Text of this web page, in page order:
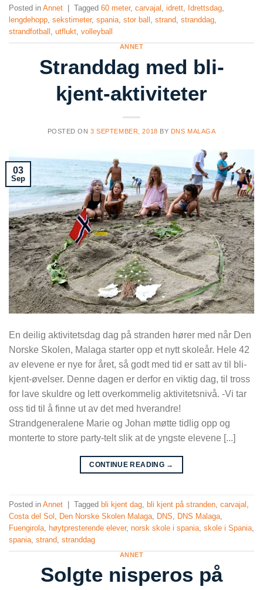
Posted in Annet Tagged 60 meter, carvajal , idrett, Idrettsdag,
lengdehopp, sekstimeter, spania, stor ball , strand, stranddag,
strandfotball , utflukt, volleyball
ANNET
Stranddag med bli-
kjent-aktiviteter
POSTED ON3 SEPTEMBER, 2018 BY DNS MALAGA
03
Sep
En deilig aktivitetsdag dag på stranden hører med når Den
Norske Skolen, Malaga starter opp et nytt skoleår. Hele 42
av elevene er nye for året, så godt med tid er satt av til bli-
kjent-øvelser. Denne dagen er derfor en viktig dag, til tross
for lave skuldre og lett overkommelig aktivitetsnivå. -Vi tar
oss tid til å finne ut av det med hverandre!
Strandgeneralene Marie og Johan møtte tidlig opp og
monterte to store party-telt slik at de yngste elevene [...]
CONTINUE READING →
Posted in Annet Tagged bli kjent dag, bli kjent på stranden, carvajal ,
Costa del Sol , Den Norske Skolen Malaga, DNS, DNS Malaga,
Fuengirola, høytpresterende elever, norsk skole i spania, skole i Spania,
spania, strand, stranddag
ANNET
Solgte nisperos på